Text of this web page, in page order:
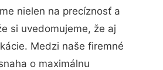
nielen na precíznosť a
si uvedomujeme, že aj
Medzi naše firemné
o maximálnu